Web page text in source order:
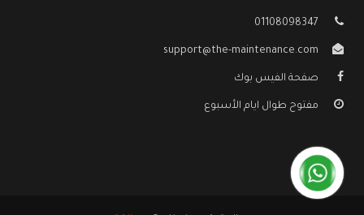
01108098347
support@the-maintenance.com
صفحة الفيس بوك
مفتوح طوال ايام الأسبوع